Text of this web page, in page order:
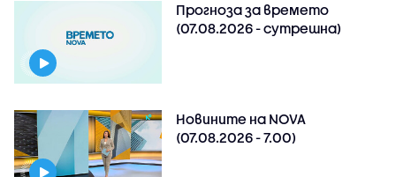
Прогноза за времето
(07.08.2026 - сутрешна)
Новините на NOVA
(07.08.2026 - 7.00)